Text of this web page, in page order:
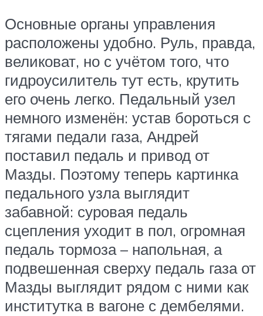
Основные органы управления
расположены удобно. Руль, правда,
великоват, но с учётом того, что
гидроусилитель тут есть, крутить
его очень легко. Педальный узел
немного изменён: устав бороться с
тягами педали газа, Андрей
поставил педаль и привод от
Мазды. Поэтому теперь картинка
педального узла выглядит
забавной: суровая педаль
сцепления уходит в пол, огромная
педаль тормоза – напольная, а
подвешенная сверху педаль газа от
Мазды выглядит рядом с ними как
институтка в вагоне с дембелями.